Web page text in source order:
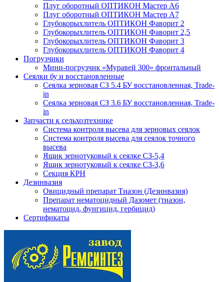
Плуг оборотный ОПТИКОН Мастер А6
Плуг оборотный ОПТИКОН Мастер А7
Глубокорыхлитель ОПТИКОН Фаворит 2
Глубокорыхлитель ОПТИКОН Фаворит 2,5
Глубокорыхлитель ОПТИКОН Фаворит 3
Глубокорыхлитель ОПТИКОН Фаворит 4
Погрузчики
Мини-погрузчик «Муравей 300» фронтальный
Сеялки бу и восстановленные
Сеялка зерновая СЗ 5.4 БУ восстановленная, Trade-
in
Сеялка зерновая СЗ 3.6 БУ восстановленная, Trade-
in
Запчасти к сельхозтехнике
Система контроля высева для зерновых сеялок
Система контроля высева для сеялок точного
высева
Ящик зернотуковый к сеялке СЗ-5,4
Ящик зернотуковый к сеялке СЗ-3,6
Секция КРН
Дезинвазия
Овицидный препарат Тиазон (Дезинвазия)
Препарат нематоцидный Дазомет (тиазон,
нематоцид, фунгицид, гербицид)
Сертификаты